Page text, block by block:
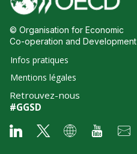
© Organisation for Economic
Co-operation and Development
Infos pratiques
Mentions légales
Retrouvez-nous
#GGSD